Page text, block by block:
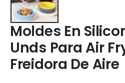
Moldes En
Unds Para Air
Freidora De Aire